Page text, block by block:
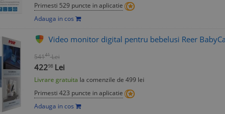
Primesti 529 puncte in aplicatie
Adauga in cos
Video monitor digital pentru bebelusi Reer
54141 Lei
42298 Lei
Livrare gratuita la comenzile de 499 lei
Primesti 423 puncte in aplicatie
Adauga in cos